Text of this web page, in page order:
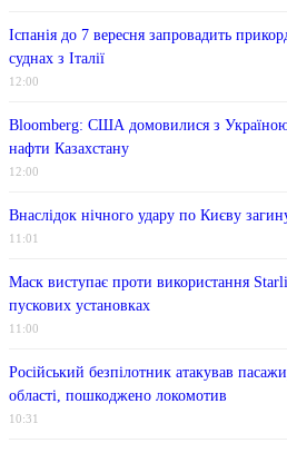
Іспанія до 7 вересня запровадить
суднах з Італії
12:00
Bloomberg: США домовилися з
нафти Казахстану
12:00
Внаслідок нічного удару по Києву
11:01
Маск виступає проти використання
пускових установках
11:00
Російський безпілотник атакував
області, пошкоджено локомотив
10:31